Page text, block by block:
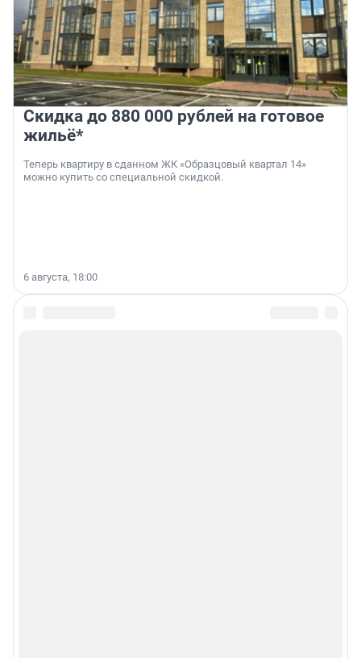
Скидка до 880 000 рублей на готовое
жильё*
Теперь квартиру в сданном ЖК «Образцовый квартал 14»
можно купить со специальной скидкой.
6 августа, 18:00